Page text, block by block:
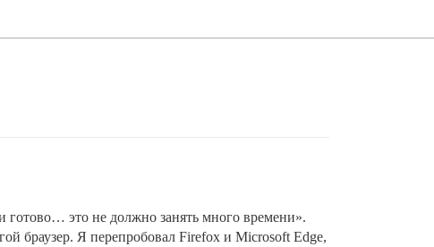
готово… это не должно занять много времени».
браузер. Я перепробовал Firefox и Microsoft Edge,